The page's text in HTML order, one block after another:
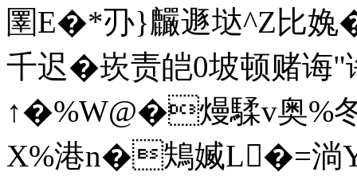
圛E�*刅}麣遯垯^Z比婏
千迟�崁责皑0坡顿赌诲"
↑�%W@�熳騥v奥%
X%港n�鴩媙L�=淌Y